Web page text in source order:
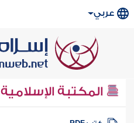
عربي
المكتبة الإسلامية